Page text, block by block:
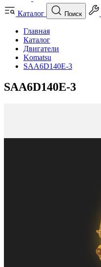
Каталог Поиск
Главная
Каталог
Двигатели
Komatsu
SAA6D140E-3
SAA6D140E-3